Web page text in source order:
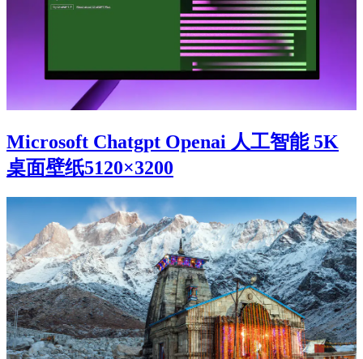
Microsoft Chatgpt Openai 人工智能 5K
桌面壁纸5120×3200